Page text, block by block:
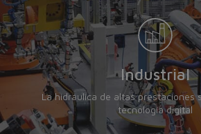
Industrial
La hidráulica de altas prestaciones
tecnología digital